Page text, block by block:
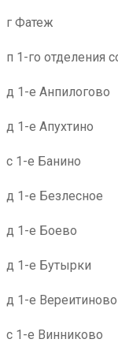
г Фатеж
п 1-го отделения
д 1-е Анпилогово
д 1-е Апухтино
с 1-е Банино
д 1-е Безлесное
д 1-е Боево
д 1-е Бутырки
д 1-е Вереитиново
с 1-е Винниково